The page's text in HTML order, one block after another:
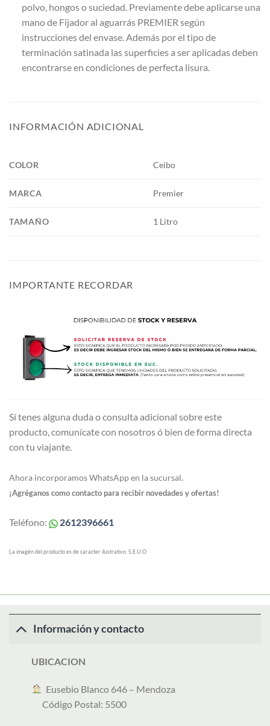
polvo, hongos o suciedad. Previamente debe aplicarse una
mano de Fijador al aguarrás PREMIER según
instrucciones del envase. Además por el tipo de
terminación satinada las superficies a ser aplicadas deben
encontrarse en condiciones de perfecta lisura.
INFORMACIÓN ADICIONAL
COLOR Ceibo
MARCA Premier
TAMAÑO 1 Litro
IMPORTANTE RECORDAR
Sí tenes alguna duda o consulta adicional sobre este
producto, comunícate con nosotros ó bien de forma directa
con tu viajante.
Ahora incorporamos WhatsApp en la sucursal.
¡Agréganos como contacto para recibir novedades y ofertas!
Teléfono: 2612396661
La imagén del producto es de caracter ilustrativo. S.E.U.O
Información y contacto
UBICACION
︎ Eusebio Blanco 646 – Mendoza
Código Postal: 5500